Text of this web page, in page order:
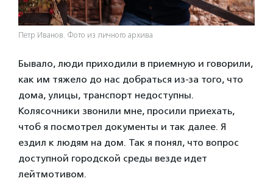
Петр Иванов. Фото из личного архива
Бывало, люди приходили в приемную и говорили,
как им тяжело до нас добраться из-за того, что
дома, улицы, транспорт недоступны.
Колясочники звонили мне, просили приехать,
чтоб я посмотрел документы и так далее. Я
ездил к людям на дом. Так я понял, что вопрос
доступной городской среды везде идет
лейтмотивом.